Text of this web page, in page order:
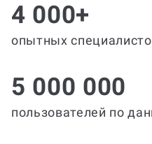
4 000+
опытных
5 000 000
пользователей по